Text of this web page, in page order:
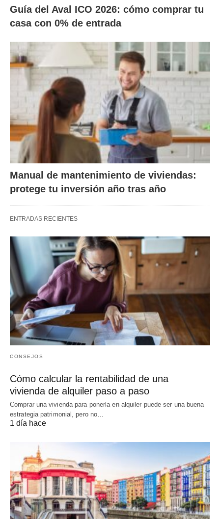
Guía del Aval ICO 2026: cómo comprar tu
casa con 0% de entrada
Manual de mantenimiento de viviendas:
protege tu inversión año tras año
ENTRADAS RECIENTES
CONSEJOS
Cómo calcular la rentabilidad de una
vivienda de alquiler paso a paso
Comprar una vivienda para ponerla en alquiler puede ser una buena
estrategia patrimonial, pero no…
1 día hace